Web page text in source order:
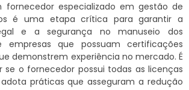
fornecedor especializado em gestão de
é uma etapa crítica para garantir a
e a segurança no manuseio dos
empresas que possuam certificações
demonstrem experiência no mercado. É
se o fornecedor possui todas as licenças
práticas que asseguram a redução